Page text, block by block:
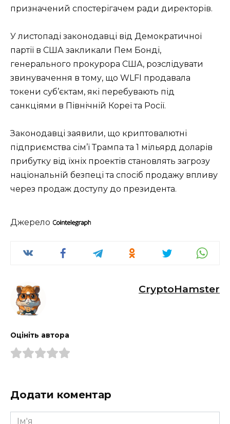
призначений спостерігачем ради директорів.
У листопаді законодавці від Демократичної
партії в США закликали Пем Бонді,
генерального прокурора США, розслідувати
звинувачення в тому, що WLFI продавала
токени суб’єктам, які перебувають під
санкціями в Північній Кореї та Росії.
Законодавці заявили, що криптовалютні
підприємства сім’ї Трампа та 1 мільярд доларів
прибутку від їхніх проектів становлять загрозу
національній безпеці та спосіб продажу впливу
через продаж доступу до президента.
Джерело
CryptoHamster
Оцініть автора
Додати коментар
Ім'я